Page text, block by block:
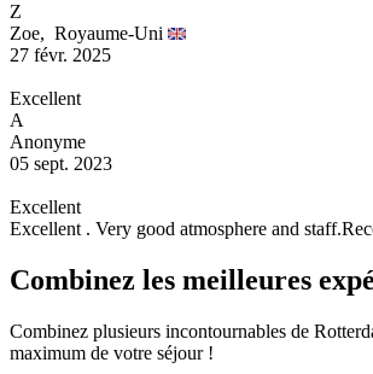
Z
Zoe, Royaume-Uni
27 févr. 2025
Excellent
A
Anonyme
05 sept. 2023
Excellent
Excellent . Very good atmosphere and
Combinez les meilleures
Combinez plusieurs incontournables de
maximum de votre séjour !